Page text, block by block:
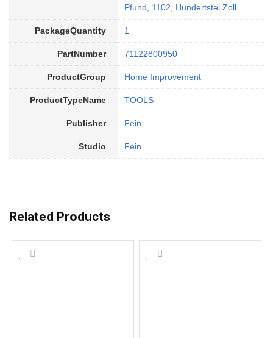
Pfund, 1102, Hundertstel Zoll
PackageQuantity 1
PartNumber 71122800950
ProductGroup Home Improvement
ProductTypeName TOOLS
Publisher Fein
Studio Fein
Related Products